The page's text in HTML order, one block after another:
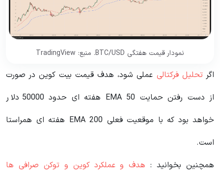
نمودار قیمت هفتگی BTC/USD. منبع: TradingView
اگرتحلیل فرکتالی عملی شود، هدف قیمت بیت کوین در صورت
از دست رفتن حمایت EMA 50 هفته ای حدود 50000 دلار
خواهد بود که با موقعیت فعلی EMA 200 هفته ای همراستا
است.
همچنین بخوانید : هدف و عملکرد کوین و توکن صرافی ها